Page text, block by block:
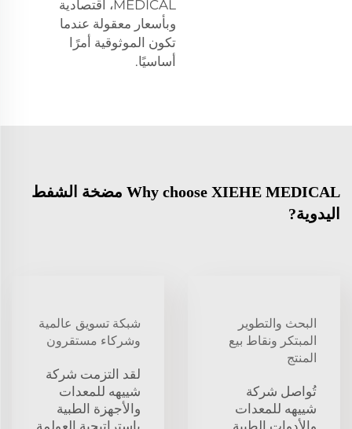
MEDICAL، اقتصادية
وبأسعار معقولة عندما
تكون الموثوقية أمرًا
أساسيًا.
Why choose XIEHE MEDICAL مضخة الشفط
اليدوية?
البحث والتطوير
المبتكر ونقاط بيع
المنتج
تُواصل شركة
شييهه للمعدات
والأدوات الطبية
شبكة تسويق عالمية
وشركاء مستقرون
لقد التزمت شركة
شييهه للمعدات
والأجهزة الطبية
باستراتيجية العولمة